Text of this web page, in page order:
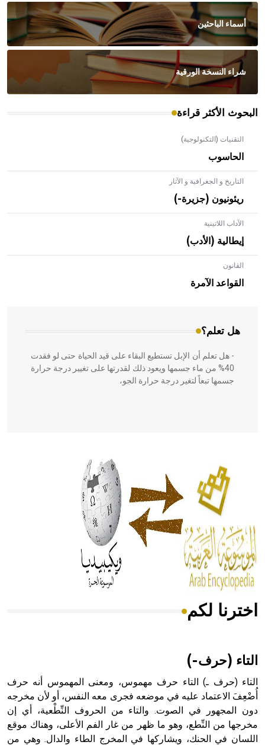
أسماء الباحثين
شراء النسخة الورقية
البحوث الأكثر قراءة
التقنيات (التكنولوجية)
الحاسوب
التاريخ و الجغرافية و الآثار
ريئونيون (جزيرة-)
الآداب اللاتينية
إيطالية (الأدب)
القانون
القواعد الآمرة
هل تعلم؟
- هل تعلم أن الأبلق نوع من الفنون الهندسية التي ارتبطت
بالعمارة الإسلامية في بلاد الشام ومصر خاصة، حيث يحرص
المعمار على بناء مداميكه وخاصة في الواجهات
- هل تعلم أن الإبل تستطيع البقاء على قيد الحياة حتى لو فقدت
40% من ماء جسمها ويعود ذلك لقدرتها على تغيير درجة حرارة
جسمها تبعاً لتغير درجة حرارة الجو،
الحكم، الأدلة، تنظيم التغذية، ورسالته في جروح الرأس. ويعود
له الفضل بأنه حرر الطب من الدين والفلسفة.
- هل تعلم أن المرجان إفراز حيواني يتكون في البحر ويتركب
من مادة كربونات الكلسيوم، وهو أحمر أو شديد الحمرة وهو
أجود أنواعه، ويمتاز بكبر الحجم ويسمى الش
هل تعلم أن الأبسيد كلمة فرنسية اللفظ تم اعتمادها مصطلحاً
- هل تعلم أن أبجر Abgar اسم معروف جيداً يعود إلى عدد من
الملوك الذين حكموا مدينة إديسا (الرها) من أبجر الأول وحتى
التاسع، وهم ينتسبون إلى أسرة أوسروين
اخترنا لكم
التاء (حرف-)
التاء (حرف ـ) التاء حرف مهموس، ومعنى المهموس أنه حرف
أُضْعِفَ الاعتماد عليه في موضعه فجرى معه النفس، أو لأن مخرجه
دون المجهور في الصوت. والتاء من الحروف النِّطْعية، أي إن
مخرجها من النِّطع، وهو ما ظهر من غار الفم الأعلى، وهناك موقع
اللسان في الحنك، ويشاركها في المخرج الطاء والدال. وهي من